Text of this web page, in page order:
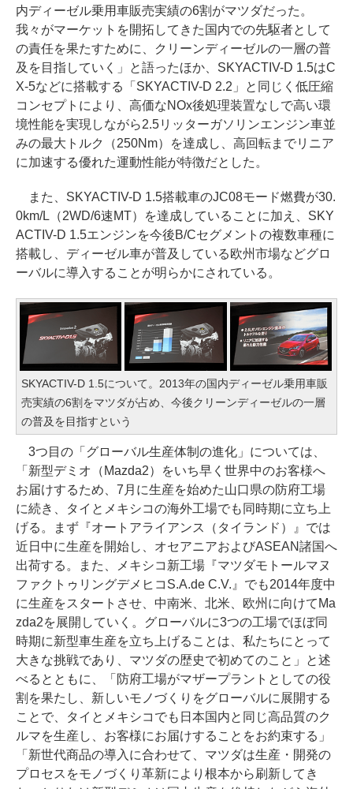
内ディーゼル乗用車販売実績の6割がマツダだった。
我々がマーケットを開拓してきた国内での先駆者として
の責任を果たすために、クリーンディーゼルの一層の普
及を目指していく」と語ったほか、SKYACTIV-D 1.5はC
X-5などに搭載する「SKYACTIV-D 2.2」と同じく低圧縮
コンセプトにより、高価なNOx後処理装置なしで高い環
境性能を実現しながら2.5リッターガソリンエンジン車並
みの最大トルク（250Nm）を達成し、高回転までリニア
に加速する優れた運動性能が特徴だとした。
また、SKYACTIV-D 1.5搭載車のJC08モード燃費が30.
0km/L（2WD/6速MT）を達成していることに加え、SKY
ACTIV-D 1.5エンジンを今後B/Cセグメントの複数車種に
搭載し、ディーゼル車が普及している欧州市場などグロ
ーバルに導入することが明らかにされている。
SKYACTIV-D 1.5について。2013年の国内ディーゼル乗用車販
売実績の6割をマツダが占め、今後クリーンディーゼルの一層
の普及を目指すという
3つ目の「グローバル生産体制の進化」については、
「新型デミオ（Mazda2）をいち早く世界中のお客様へ
お届けするため、7月に生産を始めた山口県の防府工場
に続き、タイとメキシコの海外工場でも同時期に立ち上
げる。まず『オートアライアンス（タイランド）』では
近日中に生産を開始し、オセアニアおよびASEAN諸国へ
出荷する。また、メキシコ新工場『マツダモトールマヌ
ファクトゥリングデメヒコS.A.de C.V.』でも2014年度中
に生産をスタートさせ、中南米、北米、欧州に向けてMa
zda2を展開していく。グローバルに3つの工場でほぼ同
時期に新型車生産を立ち上げることは、私たちにとって
大きな挑戦であり、マツダの歴史で初めてのこと」と述
べるとともに、「防府工場がマザープラントとしての役
割を果たし、新しいモノづくりをグローバルに展開する
ことで、タイとメキシコでも日本国内と同じ高品質のク
ルマを生産し、お客様にお届けすることをお約束する」
「新世代商品の導入に合わせて、マツダは生産・開発の
プロセスをモノづくり革新により根本から刷新してき